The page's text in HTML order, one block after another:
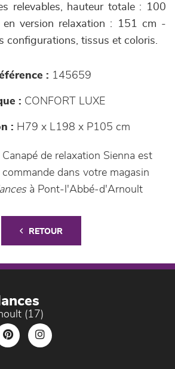
relevables, hauteur totale : 100
version relaxation : 151 cm -
configurations, tissus et coloris.
: 145659
: CONFORT LUXE
: H79 x L198 x P105 cm
de relaxation Sienna est
dans votre magasin
à Pont-l'Abbé-d'Arnoult
RETOUR
(17)